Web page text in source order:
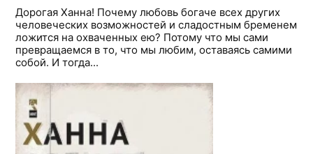
Дорогая Ханна! Почему любовь богаче всех других
человеческих возможностей и сладостным бременем
ложится на охваченных ею? Потому что мы сами
превращаемся в то, что мы любим, оставаясь самими
собой. И тогда...